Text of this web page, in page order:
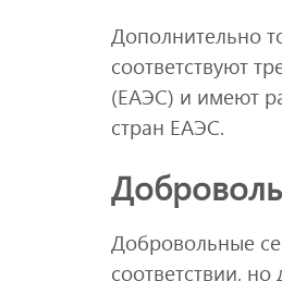
Дополнительно
соответствуют
(ЕАЭС) и имеют
стран ЕАЭС.
Добровольные
соответствии,